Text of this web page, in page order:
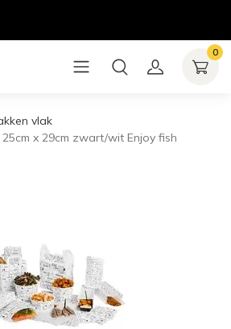
0
vlak
x 29cm zwart/wit Enjoy fish